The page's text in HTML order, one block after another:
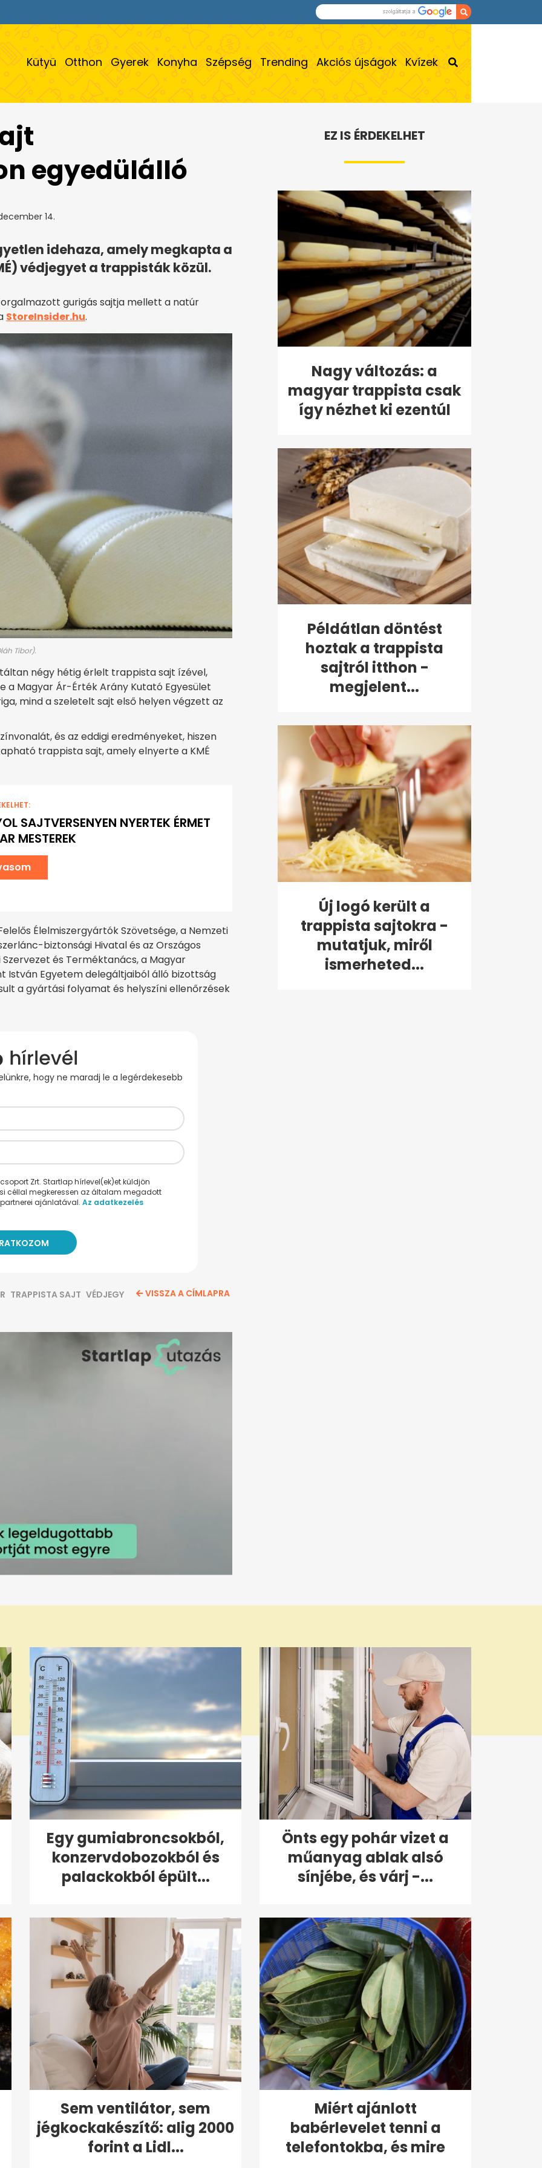
Kütyü Otthon Gyerek Konyha Szépség Trending Akciós újságok Kvízek
egyedülálló
14.
idehaza, amely megkapta a
védjegyet a trappisták közül.
gurigás sajtja mellett a natúr
StoreInsider.hu.
Tibor).
négy hétig érlelt trappista sajt ízével,
a Magyar Ár-Érték Arány Kutató Egyesület
mind a szeletelt sajt első helyen végzett az
és az eddigi eredményeket, hiszen
trappista sajt, amely elnyerte a KMÉ
SAJTVERSENYEN NYERTEK ÉRMET
MESTEREK
Élelmiszergyártók Szövetsége, a Nemzeti
biztonsági Hivatal és az Országos
Szervezet és Terméktanács, a Magyar
István Egyetem delegáltjaiból álló bizottság
a gyártási folyamat és helyszíni ellenőrzések
hogy ne maradj le a legérdekesebb
Zrt. Startlap hírlevel(ek)et küldjön
céllal megkeressen az általam megadott
ajánlatával. Az adatkezelés
TRAPPISTA SAJT VÉDJEGY VISSZA A CÍMLAPRA
EZ IS ÉRDEKELHET
Nagy változás: a
magyar trappista csak
így nézhet ki ezentúl
Példátlan döntést
hoztak a trappista
sajtról itthon -
megjelent...
Új logó került a
trappista sajtokra -
mutatjuk, miről
ismerheted...
Egy gumiabroncsokból,
konzervdobozokból és
palackokból épült...
Önts egy pohár vizet a
műanyag ablak alsó
sínjébe, és várj -...
Sem ventilátor, sem
jégkockakészítő: alig 2000
forint a Lidl...
Miért ajánlott
babérlevelet tenni a
telefontokba, és mire